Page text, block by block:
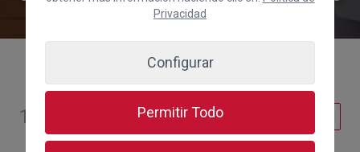
a pymes de Santa Lucía de Tirajana
10 de febrero de 2023
Privacidad
Configurar
Permitir Todo